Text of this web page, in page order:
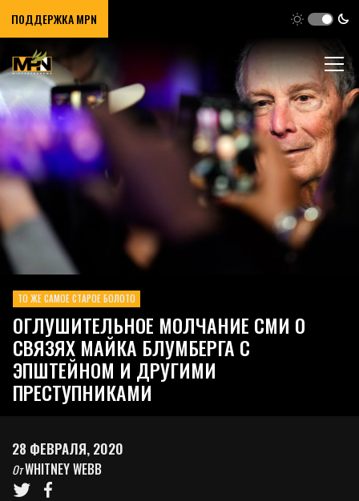
ПОДДЕРЖКА MPN
ТО ЖЕ САМОЕ СТАРОЕ БОЛОТО
ОГЛУШИТЕЛЬНОЕ МОЛЧАНИЕ СМИ О
СВЯЗЯХ МАЙКА БЛУМБЕРГА С
ЭПШТЕЙНОМ И ДРУГИМИ
ПРЕСТУПНИКАМИ
28 ФЕВРАЛЯ, 2020
ОтWHITNEY WEBB